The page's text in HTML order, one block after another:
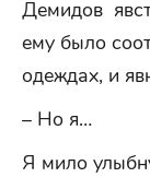
Демидов
ему было
одеждах, и
– Но я…
Я мило